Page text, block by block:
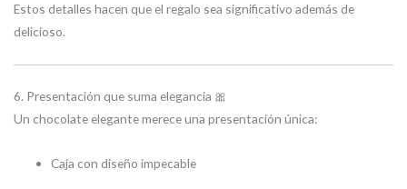
Estos detalles hacen que el regalo sea significativo además de
delicioso.
6. Presentación que suma elegancia 🎀
Un chocolate elegante merece una presentación única:
Caja con diseño impecable